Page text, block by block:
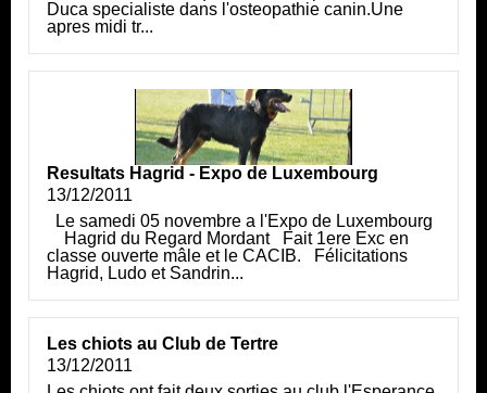
Duca specialiste dans l'osteopathie canin.Une
apres midi tr...
Resultats Hagrid - Expo de Luxembourg
13/12/2011
Le samedi 05 novembre a l'Expo de Luxembourg
Hagrid du Regard Mordant Fait 1ere Exc en
classe ouverte mâle et le CACIB. Félicitations
Hagrid, Ludo et Sandrin...
Les chiots au Club de Tertre
13/12/2011